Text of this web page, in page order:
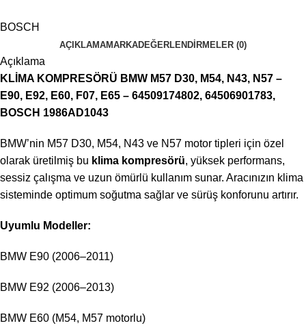
BOSCH
AÇIKLAMAMARKADEĞERLENDIRMELER (0)
Açıklama
KLİMA KOMPRESÖRÜ BMW M57 D30, M54, N43, N57 –
E90, E92, E60, F07, E65 – 64509174802, 64506901783,
BOSCH 1986AD1043
BMW’nin M57 D30, M54, N43 ve N57 motor tipleri için özel
olarak üretilmiş bu klima kompresörü, yüksek performans,
sessiz çalışma ve uzun ömürlü kullanım sunar. Aracınızın klima
sisteminde optimum soğutma sağlar ve sürüş konforunu artırır.
Uyumlu Modeller:
BMW E90 (2006–2011)
BMW E92 (2006–2013)
BMW E60 (M54, M57 motorlu)